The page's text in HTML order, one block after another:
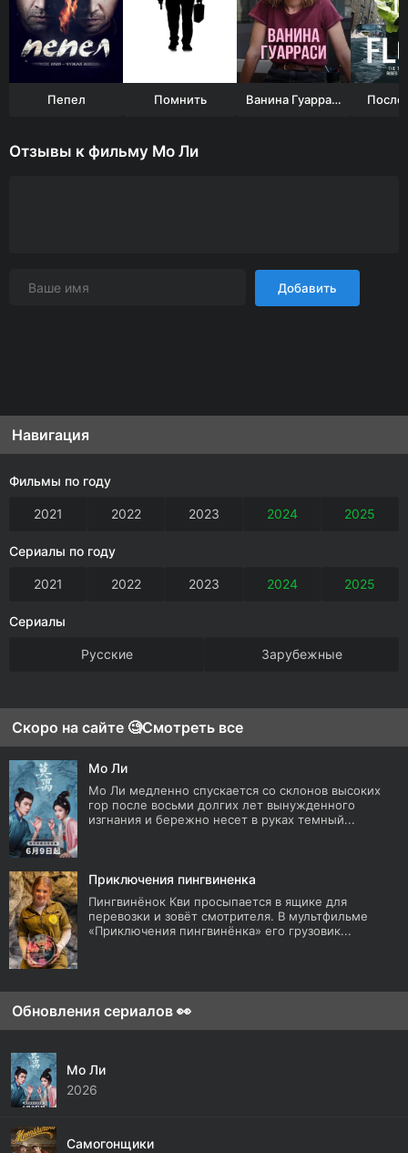
Пепел Помнить Ванина Гуарраси После
Отзывы к фильму Мо Ли
Добавить
Навигация
Фильмы по году
2021 2022 2023 2024 2025
Сериалы по году
2021 2022 2023 2024 2025
Сериалы
Русские Зарубежные
Скоро на сайте 🧐Смотреть все
Мо Ли
Мо Ли медленно спускается со склонов высоких
гор после восьми долгих лет вынужденного
изгнания и бережно несет в руках темный...
Приключения пингвиненка
Пингвинёнок Кви просыпается в ящике для
перевозки и зовёт смотрителя. В мультфильме
«Приключения пингвинёнка» его грузовик...
Обновления сериалов 👀
Мо Ли
2026
Самогонщики